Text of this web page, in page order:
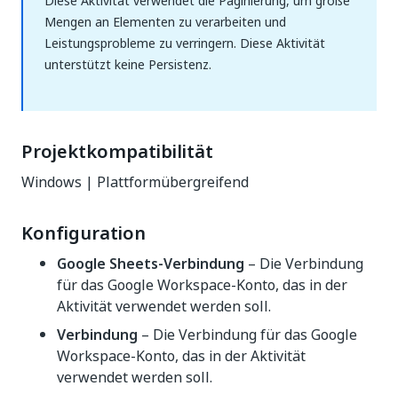
Mengen an Elementen zu verarbeiten und
Leistungsprobleme zu verringern. Diese Aktivität
unterstützt keine Persistenz.
Projektkompatibilität
Windows | Plattformübergreifend
Konfiguration
Google Sheets-Verbindung – Die Verbindung
für das Google Workspace-Konto, das in der
Aktivität verwendet werden soll.
Verbindung – Die Verbindung für das Google
Workspace-Konto, das in der Aktivität
verwendet werden soll.